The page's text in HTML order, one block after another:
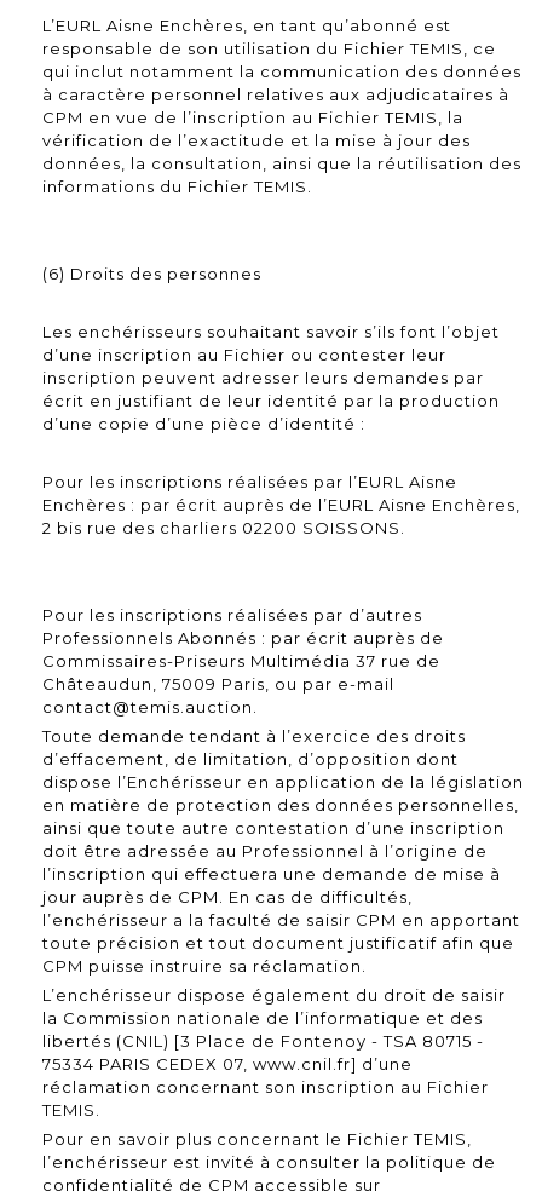
L’EURL Aisne Enchères, en tant qu’abonné est
responsable de son utilisation du Fichier TEMIS, ce
qui inclut notamment la communication des données
à caractère personnel relatives aux adjudicataires à
CPM en vue de l’inscription au Fichier TEMIS, la
vérification de l’exactitude et la mise à jour des
données, la consultation, ainsi que la réutilisation des
informations du Fichier TEMIS.
(6) Droits des personnes
Les enchérisseurs souhaitant savoir s’ils font l’objet
d’une inscription au Fichier ou contester leur
inscription peuvent adresser leurs demandes par
écrit en justifiant de leur identité par la production
d’une copie d’une pièce d’identité :
Pour les inscriptions réalisées par l’EURL Aisne
Enchères : par écrit auprès de l’EURL Aisne Enchères,
2 bis rue des charliers 02200 SOISSONS.
Pour les inscriptions réalisées par d’autres
Professionnels Abonnés : par écrit auprès de
Commissaires-Priseurs Multimédia 37 rue de
Châteaudun, 75009 Paris, ou par e-mail
contact@temis.auction.
Toute demande tendant à l’exercice des droits
d’effacement, de limitation, d’opposition dont
dispose l’Enchérisseur en application de la législation
en matière de protection des données personnelles,
ainsi que toute autre contestation d’une inscription
doit être adressée au Professionnel à l’origine de
l’inscription qui effectuera une demande de mise à
jour auprès de CPM. En cas de difficultés,
l’enchérisseur a la faculté de saisir CPM en apportant
toute précision et tout document justificatif afin que
CPM puisse instruire sa réclamation.
L’enchérisseur dispose également du droit de saisir
la Commission nationale de l’informatique et des
libertés (CNIL) [3 Place de Fontenoy - TSA 80715 -
75334 PARIS CEDEX 07, www.cnil.fr] d’une
réclamation concernant son inscription au Fichier
TEMIS.
Pour en savoir plus concernant le Fichier TEMIS,
l’enchérisseur est invité à consulter la politique de
confidentialité de CPM accessible sur